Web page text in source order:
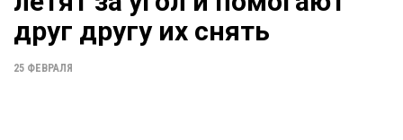
друг другу их снять
25 ФЕВРАЛЯ